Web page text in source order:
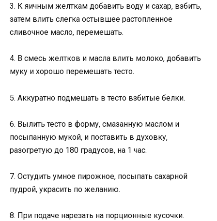
3. К яичным желткам добавить воду и сахар, взбить,
затем влить слегка остывшее растопленное
сливочное масло, перемешать.
4. В смесь желтков и масла влить молоко, добавить
муку и хорошо перемешать тесто.
5. Аккуратно подмешать в тесто взбитые белки.
6. Вылить тесто в форму, смазанную маслом и
посыпанную мукой, и поставить в духовку,
разогретую до 180 градусов, на 1 час.
7. Остудить умное пирожное, посыпать сахарной
пудрой, украсить по желанию.
8. При подаче нарезать на порционные кусочки.